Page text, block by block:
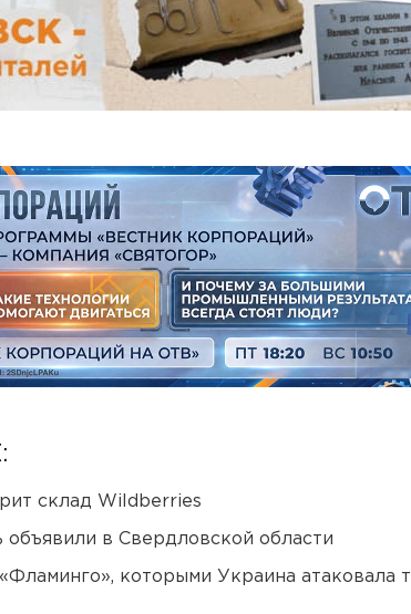
склад Wildberries
объявили в Свердловской области
которыми Украина атаковала